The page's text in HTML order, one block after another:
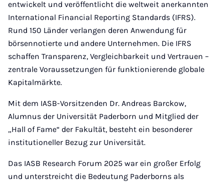
entwickelt und veröffentlicht die weltweit anerkannten
International Financial Reporting Standards (IFRS).
Rund 150 Länder verlangen deren Anwendung für
börsennotierte und andere Unternehmen. Die IFRS
schaffen Transparenz, Vergleichbarkeit und Vertrauen –
zentrale Voraussetzungen für funktionierende globale
Kapitalmärkte.
Mit dem IASB-Vorsitzenden Dr. Andreas Barckow,
Alumnus der Universität Paderborn und Mitglied der
„Hall of Fame“ der Fakultät, besteht ein besonderer
institutioneller Bezug zur Universität.
Das IASB Research Forum 2025 war ein großer Erfolg
und unterstreicht die Bedeutung Paderborns als